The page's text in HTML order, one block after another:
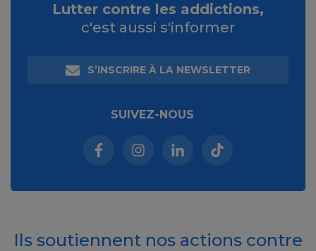
Lutter contre les addictions,
c'est aussi s'informer
S’INSCRIRE À LA NEWSLETTER
SUIVEZ-NOUS
Facebook (nouvelle fenêtre)
Instagram (nouvelle fenêtre)
Linkedin (nouvelle
Tiktok (nouvelle
Ils soutiennent nos actions contre